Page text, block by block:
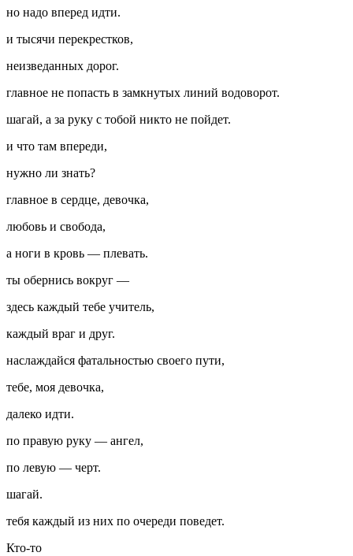
но надо вперед идти.
и тысячи перекрестков,
неизведанных дорог.
главное не попасть в замкнутых линий водоворот.
шагай, а за руку с тобой никто не пойдет.
и что там впереди,
нужно ли знать?
главное в сердце, девочка,
любовь и свобода,
а ноги в кровь — плевать.
ты обернись вокруг —
здесь каждый тебе учитель,
каждый враг и друг.
наслаждайся фатальностью своего пути,
тебе, моя девочка,
далеко идти.
по правую руку — ангел,
по левую — черт.
шагай.
тебя каждый из них по очереди поведет.
Кто-то